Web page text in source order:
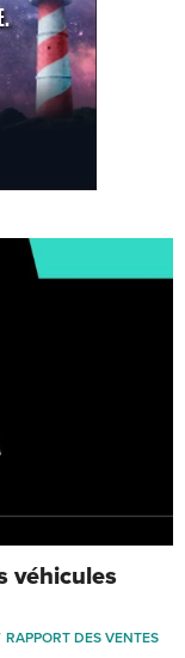
véhicules
RAPPORT DES VENTES